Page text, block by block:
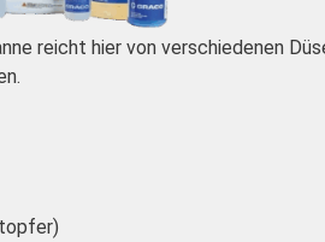
reicht hier von verschiedenen